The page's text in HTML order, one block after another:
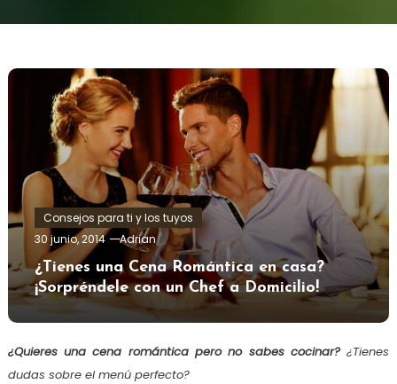
Consejos para ti y los tuyos
30 junio, 2014
Adrian
¿Tienes una Cena Romántica en casa?
¡Sorpréndele con un Chef a Domicilio!
¿Quieres una cena romántica pero no sabes cocinar?¿Tienes
dudas sobre el menú perfecto?